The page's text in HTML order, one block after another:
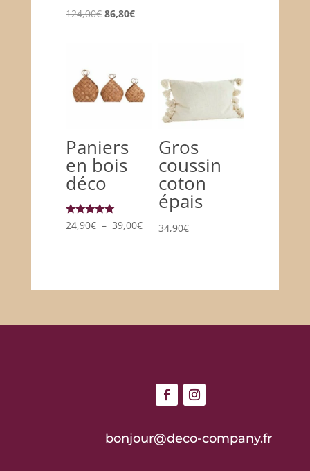
124,00€ Le
124,00€.
86,80€Le
86,80€.
Paniers
en bois
déco
Note
5.00
24,90€ – 39,00€Plage
Gros
coussin
coton
épais
34,90€
bonjour@deco-company.fr